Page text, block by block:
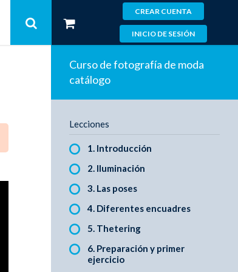
CREAR CUENTA
INICIO DE SESIÓN
Curso de fotografía de moda
catálogo
Lecciones
1. Introducción
2. Iluminación
3. Las poses
4. Diferentes encuadres
5. Thetering
6. Preparación y primer
ejercicio